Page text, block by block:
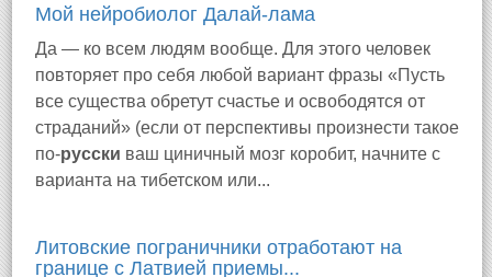
Мой нейробиолог Далай-лама
Да — ко всем людям вообще. Для этого человек
повторяет про себя любой вариант фразы «Пусть
все существа обретут счастье и освободятся от
страданий» (если от перспективы произнести такое
по-русски ваш циничный мозг коробит, начните с
варианта на тибетском или...
Литовские пограничники отработают на
границе с Латвией приемы...